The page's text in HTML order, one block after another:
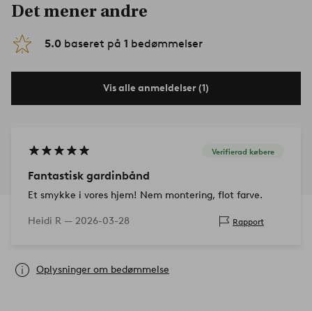
Det mener andre
5.0 baseret på 1 bedømmelser
Vis alle anmeldelser (1)
Verifierad købere
Fantastisk gardinbånd
Et smykke i vores hjem! Nem montering, flot farve.
Heidi R — 2026-03-28 Rapport
Oplysninger om bedømmelse